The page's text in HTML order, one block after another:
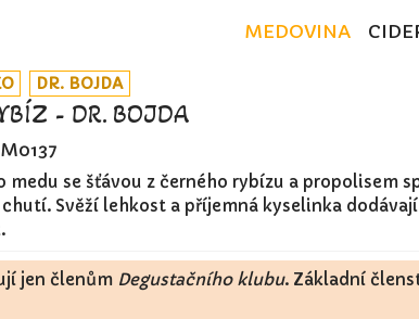
MEDOVINA
DR. BOJDA
- DR. BOJDA
M0137
medu se šťávou z černého rybízu a propolisem
Svěží lehkost a příjemná kyselinka
jen členům Degustačního klubu. Základní